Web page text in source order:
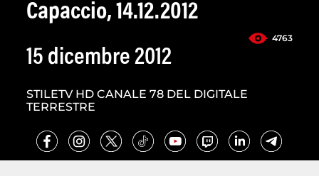
Capaccio, 14.12.2012
4763
15 dicembre 2012
STILETV HD CANALE 78 DEL DIGITALE
TERRESTRE